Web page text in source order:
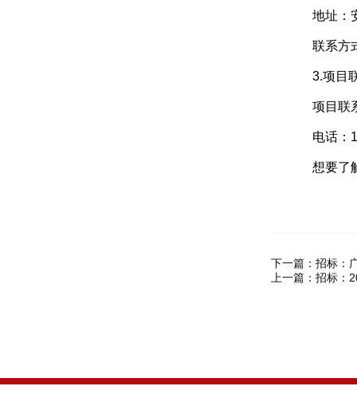
地址：安
联系方式
3.项目联
项目联系
电话：
想要了解
下一篇： 招标：
上一篇： 招标：